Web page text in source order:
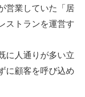
営業していた「居
ストランを運営す
に人通りが多い立
に顧客を呼び込め